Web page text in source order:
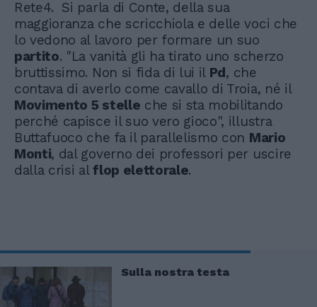
Rete4. Si parla di Conte, della sua
maggioranza che scricchiola e delle voci che
lo vedono al lavoro per formare un suo
partito. "La vanità gli ha tirato uno scherzo
bruttissimo. Non si fida di lui il Pd, che
contava di averlo come cavallo di Troia, né il
Movimento 5 stelle che si sta mobilitando
perché capisce il suo vero gioco", illustra
Buttafuoco che fa il parallelismo con Mario
Monti, dal governo dei professori per uscire
dalla crisi alflop elettorale.
Sulla nostra testa